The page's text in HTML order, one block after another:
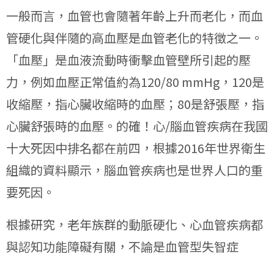
一般而言，血管也會隨著年齡上升而老化，而血
管硬化與伴隨的高血壓是血管老化的特徵之一。
「血壓」是血液流動時衝擊血管壁所引起的壓
力，例如血壓正常值約為120/80 mmHg，120是
收縮壓，指心臟收縮時的血壓；80是舒張壓，指
心臟舒張時的血壓。的確！心/腦血管疾病在我國
十大死因中排名都在前四，根據2016年世界衛生
組織的資料顯示，腦血管疾病也是世界人口的重
要死因。
根據研究，老年族群的動脈硬化、心血管疾病都
與認知功能障礙有關，不論是血管型失智症